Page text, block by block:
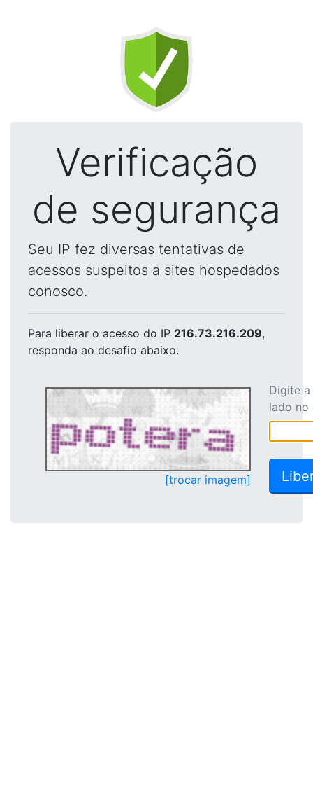
Verificação
de segurança
Seu IP fez diversas tentativas de
acessos suspeitos a sites hospedados
conosco.
Para liberar o acesso do IP 216.73.216.209,
responda ao desafio abaixo.
[trocar imagem]
Digite
lado no